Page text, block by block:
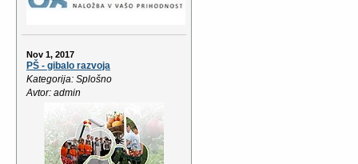
Nov 1, 2017
PŠ - gibalo razvoja
Kategorija: Splošno
Avtor: admin